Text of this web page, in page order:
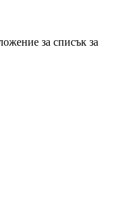
за списък за